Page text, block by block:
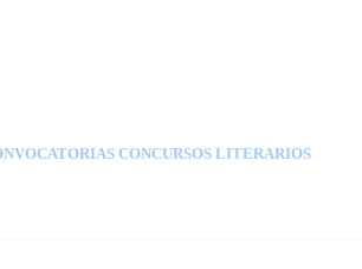
CONCURSOS LITERARIOS